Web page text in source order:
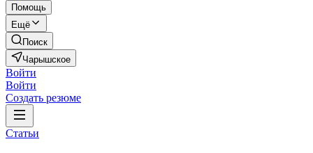
Помощь
Ещё
Поиск
Чарышское
Войти
Войти
Создать резюме
Статьи